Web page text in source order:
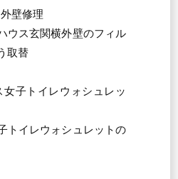
壁修理
ス玄関横外壁のフィル
取替
子トイレウォシュレッ
イレウォシュレットの